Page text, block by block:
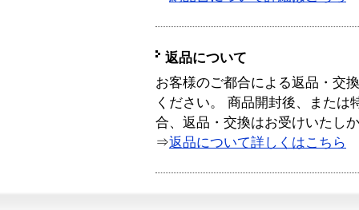
返品について
お客様のご都合による返品・交
ください。 商品開封後、または
合、返品・交換はお受けいたし
⇒返品について詳しくはこちら